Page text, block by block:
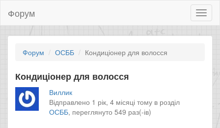
Форум
Форум ОСББ Кондиціонер для волосся
Кондиціонер для волосся
Виллик
Відправлено 1 рік, 4 місяці тому в розділ
ОСББ, переглянуто 549 раз(-ів)